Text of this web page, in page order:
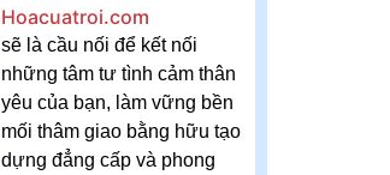
Hoacuatroi.com
sẽ là cầu nối để kết nối
những tâm tư tình cảm thân
yêu của bạn, làm vững bền
mối thâm giao bằng hữu tạo
dựng đẳng cấp và phong